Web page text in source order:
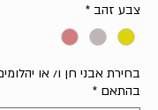
צבע זהב *
בחירת אבני חן ו/ או
בהתאם *